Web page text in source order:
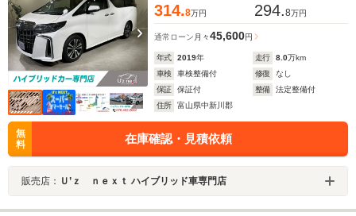
314.8万円 294.8万円
通常ローン 月々45,600円
年式 2019年 走行 8.0万km
車検
車検整備付 修復
なし
保証
保証付 整備
法定整備付
住所
富山県中新川郡
無
料
在庫確認・見積依頼
販売店： Ｕ’ｚ ｎｅｘｔ ハイブリッド車専門店